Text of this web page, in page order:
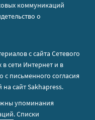
коммуникаций
о
с сайта Сетевого
в сети Интернет и в
с письменного согласия
сайт Sakhapress.
упоминания
. Списки